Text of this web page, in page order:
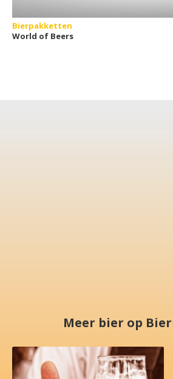
Bierpakketten
World of Beers
Meer bier op